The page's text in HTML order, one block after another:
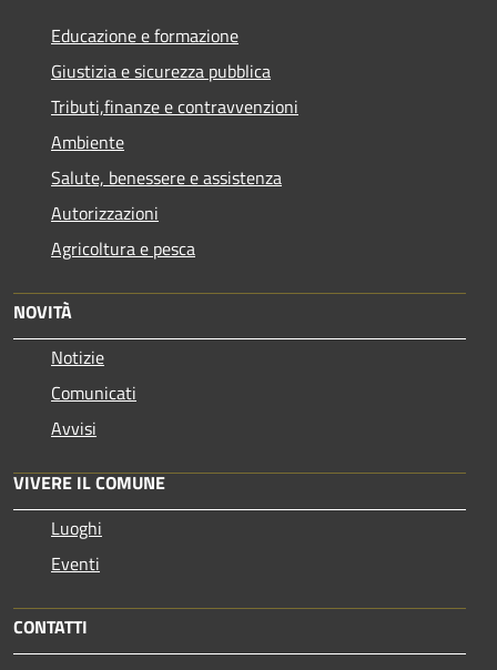
Educazione e formazione
Giustizia e sicurezza pubblica
Tributi,finanze e contravvenzioni
Ambiente
Salute, benessere e assistenza
Autorizzazioni
Agricoltura e pesca
NOVITÀ
Notizie
Comunicati
Avvisi
VIVERE IL COMUNE
Luoghi
Eventi
CONTATTI